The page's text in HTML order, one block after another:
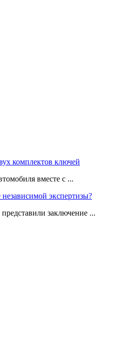
вместе с ...
заключение ...